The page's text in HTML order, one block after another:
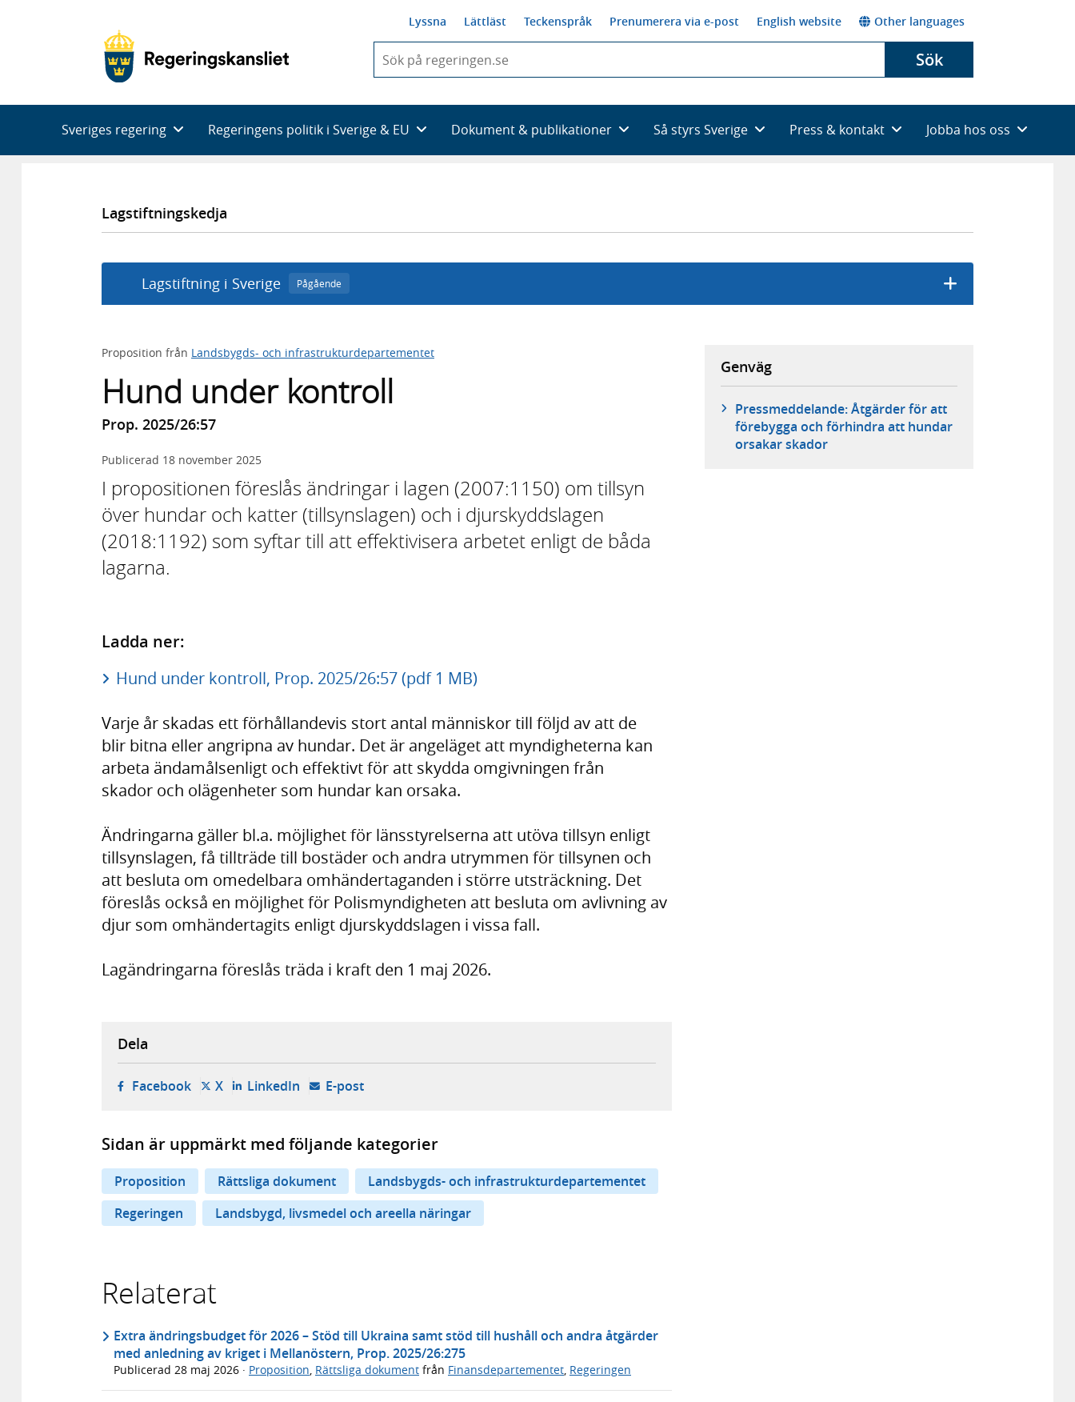
Lyssna Lättläst Teckenspråk Prenumerera via e-post English website Other languages
du
skriva
framträder
en
Sök
Sveriges regering Regeringens politik i Sverige & EU Dokument & publikationer Så styrs Sverige Press & kontakt Jobba hos oss
Lagstiftningskedja
Lagstiftning i Sverige Pågående
Proposition från Landsbygds- och infrastrukturdepartementet
Hund under kontroll
Prop. 2025/26:57
Publicerad 18 november 2025
I propositionen föreslås ändringar i lagen (2007:1150) om tillsyn
över hundar och katter (tillsynslagen) och i djurskyddslagen
(2018:1192) som syftar till att effektivisera arbetet enligt de båda
lagarna.
Ladda ner:
Hund under kontroll, Prop. 2025/26:57 (pdf 1 MB)
Varje år skadas ett förhållandevis stort antal människor till följd av att de
blir bitna eller angripna av hundar. Det är angeläget att myndigheterna kan
arbeta ändamålsenligt och effektivt för att skydda omgivningen från
skador och olägenheter som hundar kan orsaka.
Ändringarna gäller bl.a. möjlighet för länsstyrelserna att utöva tillsyn enligt
tillsynslagen, få tillträde till bostäder och andra utrymmen för tillsynen och
att besluta om omedelbara omhändertaganden i större utsträckning. Det
föreslås också en möjlighet för Polismyndigheten att besluta om avlivning av
djur som omhändertagits enligt djurskyddslagen i vissa fall.
Lagändringarna föreslås träda i kraft den 1 maj 2026.
Genväg
Pressmeddelande: Åtgärder för att
förebygga och förhindra att hundar
orsakar skador
Dela
Facebook- öppnas i ny flik, extern webbplats,
X- öppnas i ny flik, extern webbplats,
LinkedIn- öppnas i ny flik, extern webbplats,
E-post- öppnar din e-postklient,
Sidan är uppmärkt med följande kategorier
Proposition Rättsliga dokument
Landsbygds- och infrastrukturdepartementet
Regeringen
Landsbygd, livsmedel och areella näringar
Relaterat
Extra ändringsbudget för 2026 – Stöd till Ukraina samt stöd till hushåll och andra åtgärder
med anledning av kriget i Mellanöstern, Prop. 2025/26:275
Publicerad 28 maj 2026 · Proposition, Rättsliga dokument från Finansdepartementet, Regeringen